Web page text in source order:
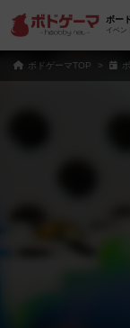
ボー
イベン
ボドゲーマTOP